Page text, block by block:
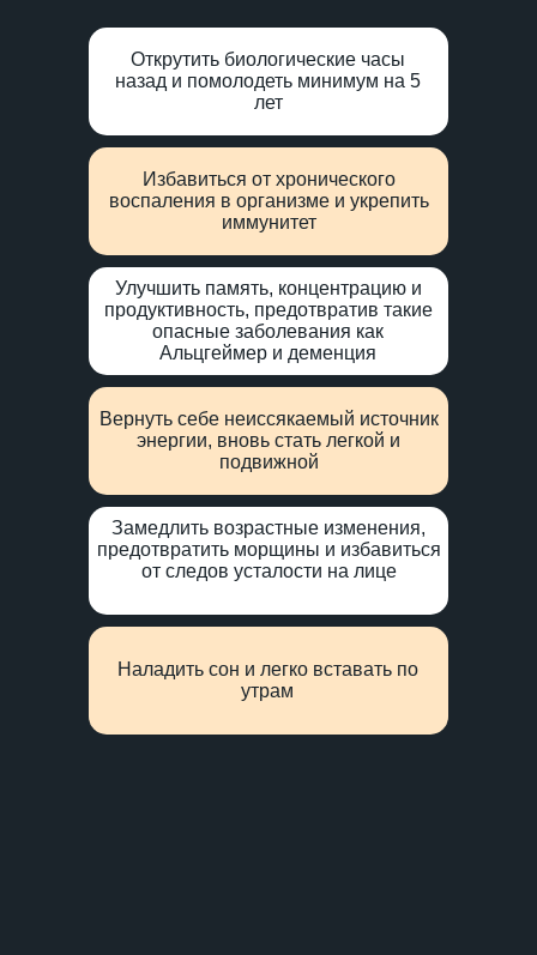
Открутить биологические часы
назад и помолодеть минимум на 5
лет
Улучшить память, концентрацию и
продуктивность, предотвратив такие
опасные заболевания как
Альцгеймер и деменция
Вернуть себе неиссякаемый источник
энергии, вновь стать легкой и
подвижной
Наладить сон и легко вставать по
утрам
Замедлить возрастные изменения,
предотвратить морщины и избавиться
от следов усталости на лице
Избавиться от хронического
воспаления в организме и укрепить
иммунитет